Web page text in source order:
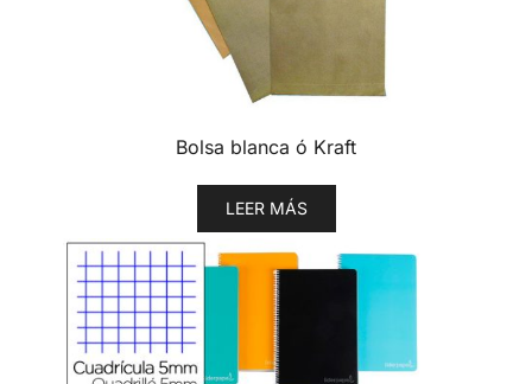
Bolsa blanca ó Kraft
LEER MÁS